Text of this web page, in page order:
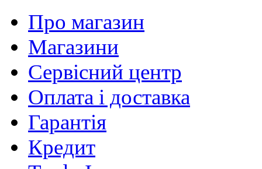
Про магазин
Магазини
Сервісний центр
Оплата і доставка
Гарантія
Кредит